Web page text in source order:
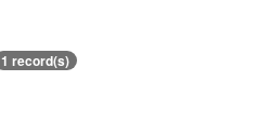
1 record(s)